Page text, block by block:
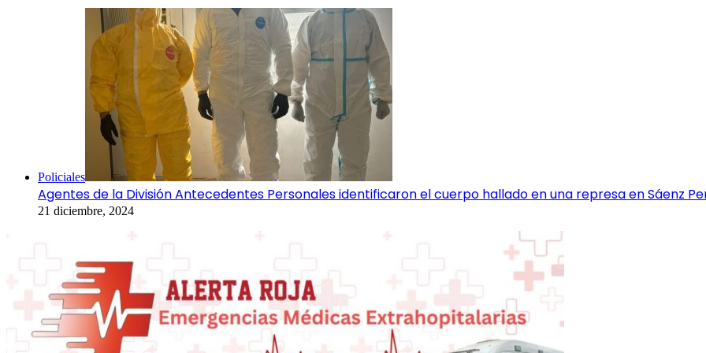
Policiales
Agentes de la División Antecedentes Personales identificaron el cuerpo hallado en una represa en Sáenz
21 diciembre, 2024